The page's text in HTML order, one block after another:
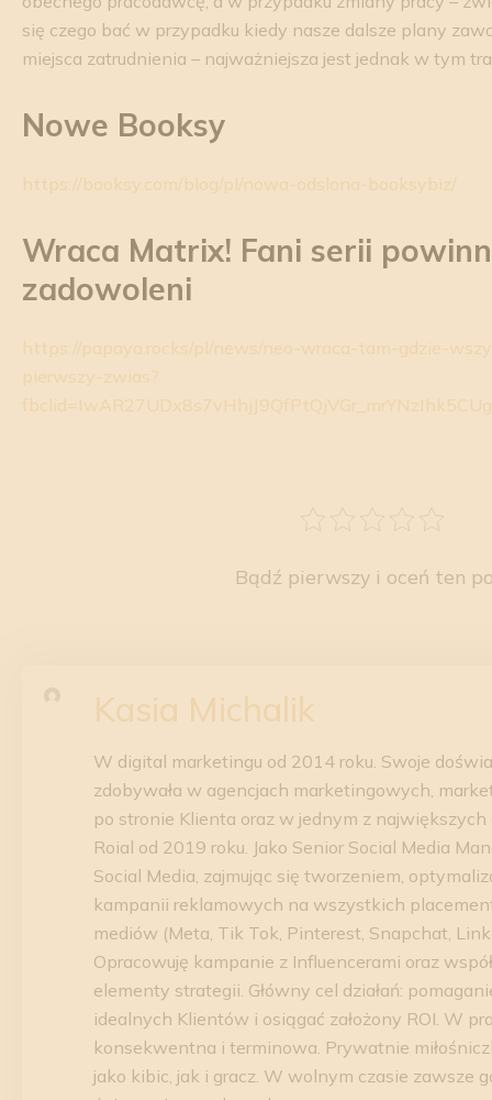
się czego bać w przypadku kiedy nasze dalsze plany
miejsca zatrudnienia – najważniejsza jest jednak w tym
Nowe Booksy
https://booksy.com/blog/pl/nowa-odslona-booksybiz/
Wraca Matrix! Fani serii
zadowoleni
https://papaya.rocks/pl/news/neo-wraca-tam-gdzie-
pierwszy-zwias?
Bądź pierwszy i oceń ten
Kasia Michalik
W digital marketingu od 2014 roku. Swoje
zdobywała w agencjach marketingowych,
po stronie Klienta oraz w jednym z
Roial od 2019 roku. Jako Senior Social Media
Social Media, zajmując się tworzeniem,
kampanii reklamowych na wszystkich
mediów (Meta, Tik Tok, Pinterest, Snapchat,
Opracowuję kampanie z Influencerami oraz
elementy strategii. Główny cel działań:
idealnych Klientów i osiągać założony ROI. W
konsekwentna i terminowa. Prywatnie
jako kibic, jak i gracz. W wolnym czasie zawsze